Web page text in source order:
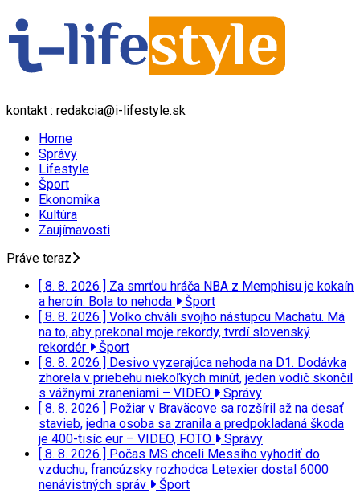
kontakt : redakcia@i-lifestyle.sk
Home
Správy
Lifestyle
Šport
Ekonomika
Kultúra
Zaujímavosti
Práve teraz
[ 8. 8. 2026 ] Za smrťou hráča NBA z Memphisu je kokaín
a heroín. Bola to nehoda
Šport
[ 8. 8. 2026 ] Volko chváli svojho nástupcu Machatu. Má
na to, aby prekonal moje rekordy, tvrdí slovenský
rekordér
Šport
[ 8. 8. 2026 ] Desivo vyzerajúca nehoda na D1. Dodávka
zhorela v priebehu niekoľkých minút, jeden vodič skončil
s vážnymi zraneniami – VIDEO
Správy
[ 8. 8. 2026 ] Požiar v Braväcove sa rozšíril až na desať
stavieb, jedna osoba sa zranila a predpokladaná škoda
je 400-tisíc eur – VIDEO, FOTO
Správy
[ 8. 8. 2026 ] Počas MS chceli Messiho vyhodiť do
vzduchu, francúzsky rozhodca Letexier dostal 6000
nenávistných správ
Šport